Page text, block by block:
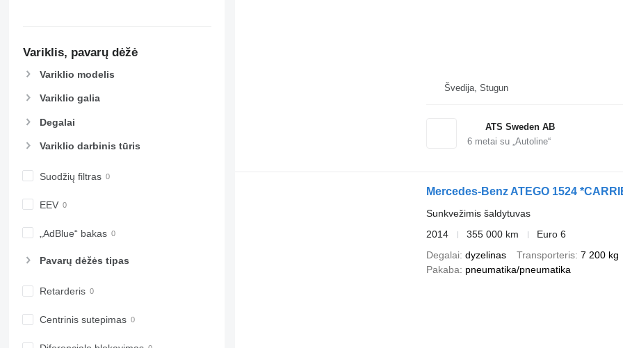
Variklis, pavarų dėžė
Variklio modelis
Variklio galia
Degalai
Variklio darbinis tūris
Suodžių filtras
EEV
„AdBlue“ bakas
Pavarų dėžės tipas
Retarderis
Centrinis sutepimas
Švedija, Stugun
ATS Sweden AB
6metai su „Autoline“
Mercedes-Benz ATEGO 1524
Sunkvežimis šaldytuvas
2014
355 000 km
Euro 6
Degalai dyzelinas Transporteris 7 200 kg
Pakaba pneumatika/pneumatika